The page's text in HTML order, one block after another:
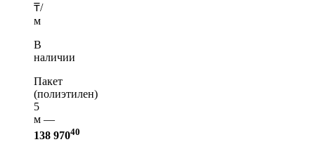
₸/
м
В
наличии
Пакет
(полиэтилен)
5
м —
138 97040